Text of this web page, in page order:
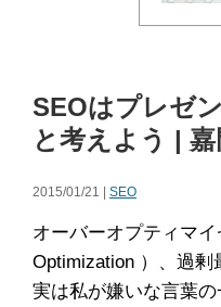
SEOはプレゼ
と考えよう | 嘉
2015/01/21 | SEO
オーバーオプティマ
Optimization ）、過剰
実は私が嫌いな言葉